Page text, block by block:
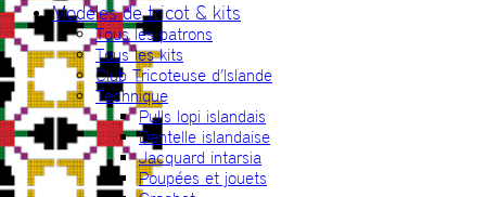
Modèles de tricot & kits
Tous les patrons
Tous les kits
Club Tricoteuse d’Islande
Technique
Pulls lopi islandais
Dentelle islandaise
Jacquard intarsia
Poupées et jouets